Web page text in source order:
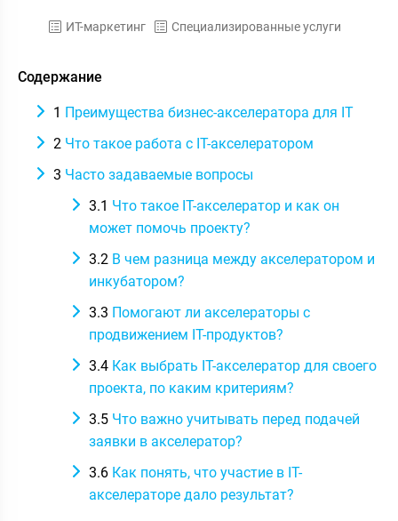
ИТ-маркетинг Специализированные услуги
Содержание
1 Преимущества бизнес-акселератора для IT
2 Что такое работа с IT-акселератором
3 Часто задаваемые вопросы
3.1 Что такое IT-акселератор и как он
может помочь проекту?
3.2 В чем разница между акселератором и
инкубатором?
3.3 Помогают ли акселераторы с
продвижением IT-продуктов?
3.4 Как выбрать IT-акселератор для своего
проекта, по каким критериям?
3.5 Что важно учитывать перед подачей
заявки в акселератор?
3.6 Как понять, что участие в IT-
акселераторе дало результат?